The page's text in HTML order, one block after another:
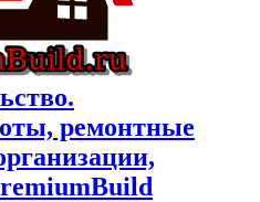
ремонтные